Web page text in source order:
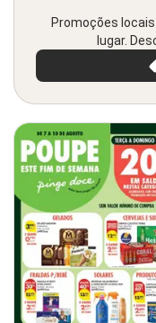
Promoções
lugar.